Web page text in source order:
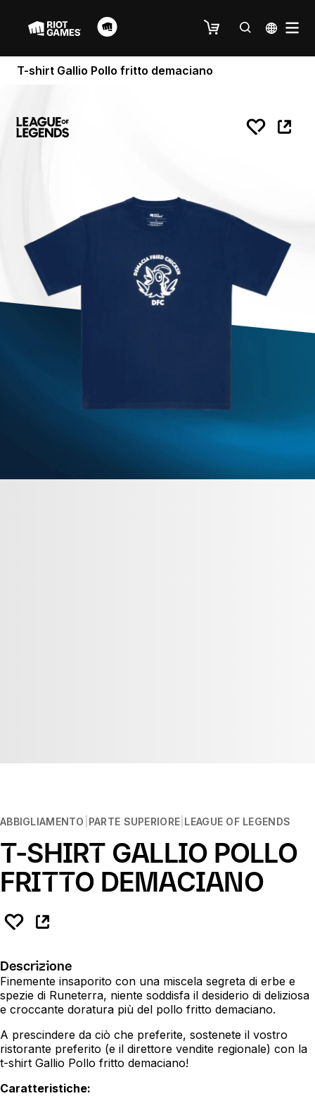
T-shirt Gallio Pollo fritto demaciano
ABBIGLIAMENTO PARTE SUPERIORE LEAGUE OF LEGENDS
T-SHIRT GALLIO POLLO
FRITTO DEMACIANO
Descrizione
Finemente insaporito con una miscela segreta di erbe e
spezie di Runeterra, niente soddisfa il desiderio di deliziosa
e croccante doratura più del pollo fritto demaciano.
A prescindere da ciò che preferite, sostenete il vostro
ristorante preferito (e il direttore vendite regionale) con la
t-shirt Gallio Pollo fritto demaciano!
Caratteristiche: